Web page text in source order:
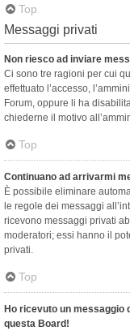
Top
Messaggi privati
Non riesco ad inviare
Ci sono tre ragioni per cui
effettuato l’accesso,
Forum, oppure li ha
chiederne il motivo
Top
Continuano ad arrivarmi
È possibile eliminare
le regole dei messaggi
ricevono messaggi privati
moderatori; essi hanno il
privati​​.
Top
Ho ricevuto un messaggio
questa Board!